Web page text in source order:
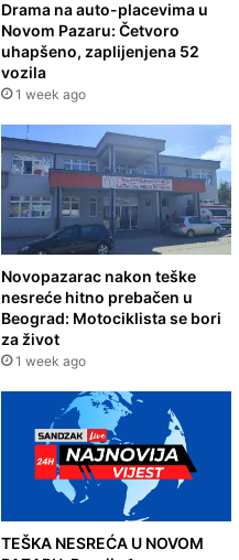
Drama na auto-placevima u
Novom Pazaru: Četvoro
uhapšeno, zaplijenjena 52
vozila
1 week ago
Novopazarac nakon teške
nesreće hitno prebačen u
Beograd: Motociklista se bori
za život
1 week ago
TEŠKA NESREĆA U NOVOM